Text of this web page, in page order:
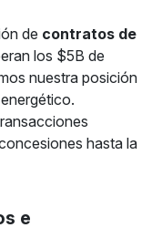
de contratos de
los $5B de
nuestra posición
hasta la
e